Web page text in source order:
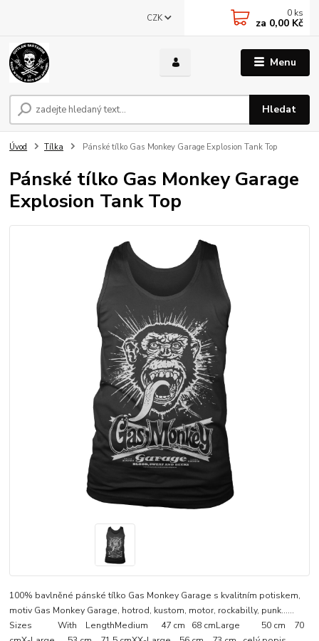
Menu
CZK
Hledat
0 ks
za 0,00 Kč
Úvod Tílka Pánské tílko Gas Monkey Garage Explosion Tank Top
Pánské tílko Gas Monkey Garage
Explosion Tank Top
100% bavlněné pánské tílko Gas Monkey Garage s kvalitním potiskem,
motiv Gas Monkey Garage, hotrod, kustom, motor, rockabilly, punk......
Sizes With LengthMedium 47 cm 68 cmLarge 50 cm 70